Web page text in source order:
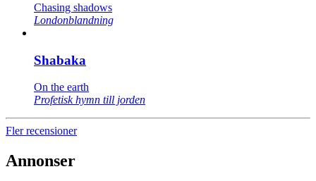
Chasing shadows
Londonblandning
Shabaka
On the earth
Profetisk hymn till jorden
Fler recensioner
Annonser